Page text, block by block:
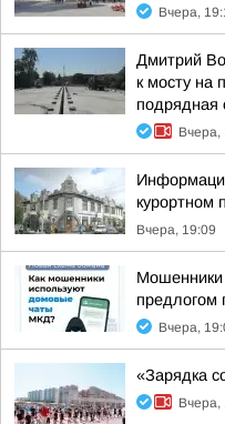
Вчера,
Дмитрий
к мосту на
подрядная
Вчера,
курортном
Вчера, 19:09
Мошенники
предлогом
Вчера,
«Зарядка
Вчера,